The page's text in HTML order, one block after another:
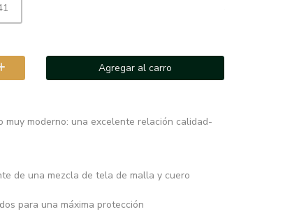
Agregar al carro
moderno: una excelente relación calidad-
de una mezcla de tela de malla y cuero
para una máxima protección